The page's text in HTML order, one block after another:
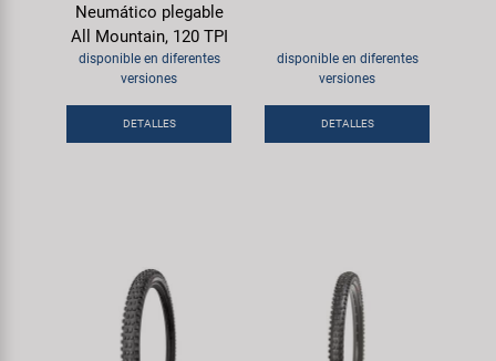
Neumático plegable
All Mountain, 120 TPI
disponible en diferentes
versiones
DETALLES
disponible en diferentes
versiones
DETALLES